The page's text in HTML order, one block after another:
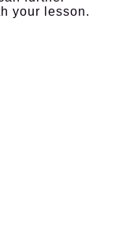
your lesson.